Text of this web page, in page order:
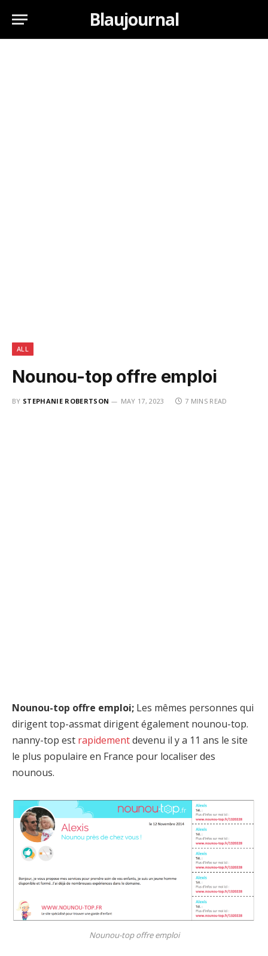
Blaujournal
ALL
Nounou-top offre emploi
BY STEPHANIE ROBERTSON MAY 17, 2023 7 MINS READ
Nounou-top offre emploi; Les mêmes personnes qui
dirigent top-assmat dirigent également nounou-top.
nanny-top est rapidementdevenu il y a 11 ans le site
le plus populaire en France pour localiser des
nounous.
Nounou-top offre emploi